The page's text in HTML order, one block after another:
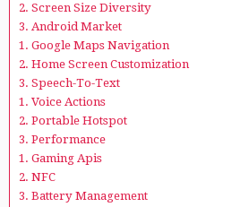
2. Screen Size Diversity
3. Android Market
1. Google Maps Navigation
2. Home Screen Customization
3. Speech-To-Text
1. Voice Actions
2. Portable Hotspot
3. Performance
1. Gaming Apis
2. NFC
3. Battery Management